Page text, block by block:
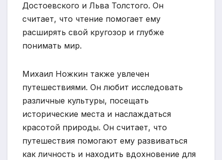
Достоевского и Льва Толстого. Он
считает, что чтение помогает ему
расширять свой кругозор и глубже
понимать мир.
Михаил Ножкин также увлечен
путешествиями. Он любит исследовать
различные культуры, посещать
исторические места и наслаждаться
красотой природы. Он считает, что
путешествия помогают ему развиваться
как личность и находить вдохновение для